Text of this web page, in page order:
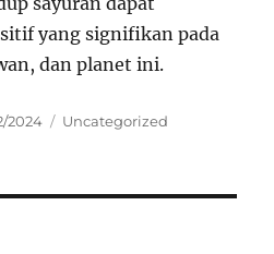
yang signifikan pada
dan planet ini.
2024 Categories
Uncategorized